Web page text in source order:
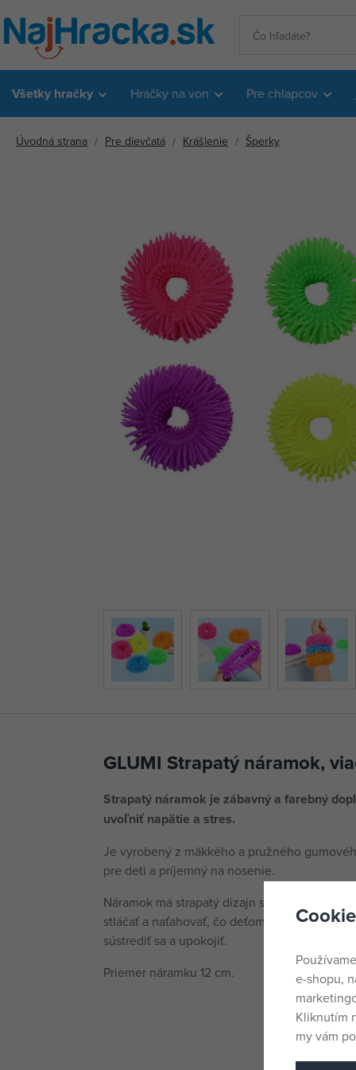
Všetky hračky Hračky na von Pre chlapcov
Úvodná strana Pre dievčatá Krášlenie Šperky
GLUMI Strapatý náramok,
Strapatý náramok je zábavný a farebný
uvoľniť napätie a stres.
Je vyrobený z mäkkého a pružného
pre deti a príjemný na nosenie.
Náramok má strapatý dizajn s
stláčať a naťahovať, čo deťom poskytuje
sústrediť sa a upokojiť.
Priemer náramku 12 cm.
e-shopu,
Kliknutím
my vám